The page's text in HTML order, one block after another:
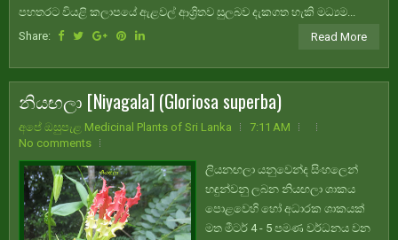
පහතරට වියළි කලාපයේ ඇළවල් ආශ්‍රිතව සුලබව දැකගත හැකි මධ්‍යම...
Share:
Read More
නියඟලා [Niyagala] (Gloriosa superba)
අපේ ඔසුපැළ Medicinal Plants of Sri Lanka
7:11 AM
No comments
ලියනඟලා යනුවෙන්ද සිංහලෙන්
හඳුන්වනු ලබන නියඟලා ශාකය
පොළවෙහි හෝ අධාරක ශාකයක්
මත මීටර් 4 - 5 පමණ වර්ධනය වන